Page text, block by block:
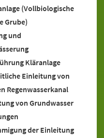
(Vollbiologische
Grube)
und
Kläranlage
Einleitung von
Regenwasserkanal
von Grundwasser
der Einleitung